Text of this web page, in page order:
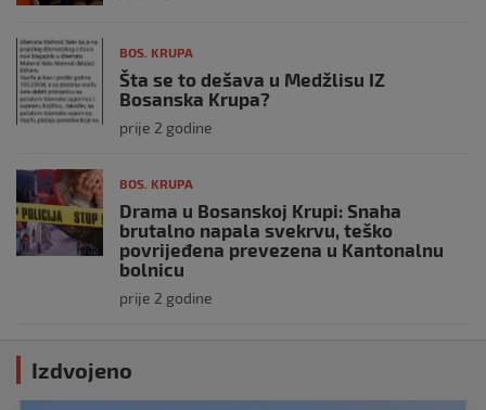
BOS. KRUPA
Šta se to dešava u Medžlisu IZ
Bosanska Krupa?
prije 2 godine
BOS. KRUPA
Drama u Bosanskoj Krupi: Snaha
brutalno napala svekrvu, teško
povrijeđena prevezena u Kantonalnu
bolnicu
prije 2 godine
Izdvojeno